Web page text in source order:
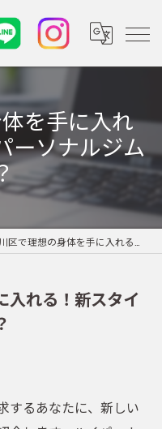
を手に入れ
ーソナルジム
で理想の身体を手に入れる！新スタイルのパーソナルジムとは？
入れる！新スタイ
するあなたに、新しい